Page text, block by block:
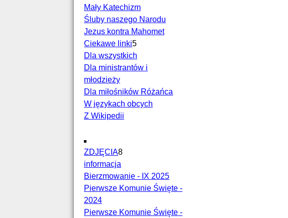
Mały Katechizm
Śluby naszego Narodu
Jezus kontra Mahomet
Ciekawe linki5
Dla wszystkich
Dla ministrantów i
młodzieży
Dla miłośników Różańca
W językach obcych
Z Wikipedii
ZDJĘCIA8
informacja
Bierzmowanie - IX 2025
Pierwsze Komunie Święte -
2024
Pierwsze Komunie Święte -